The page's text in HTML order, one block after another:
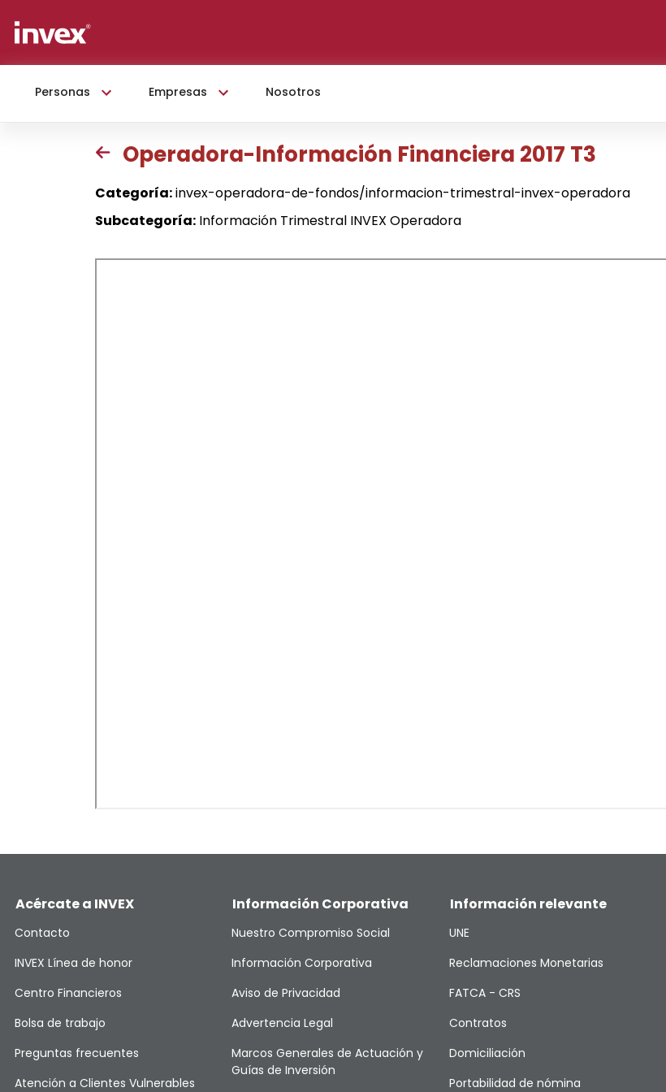
Personas Empresas Nosotros
Operadora-Información Financiera 2017 T3
Categoría:invex-operadora-de-fondos/informacion-trimestral-invex-operadora
Subcategoría: Información Trimestral INVEX Operadora
Acércate a INVEX
Contacto
INVEX Línea de honor
Centro Financieros
Bolsa de trabajo
Preguntas frecuentes
Atención a Clientes Vulnerables
Información Corporativa
Nuestro Compromiso Social
Información Corporativa
Aviso de Privacidad
Advertencia Legal
Marcos Generales de Actuación y
Guías de Inversión
Información relevante
UNE
Reclamaciones Monetarias
FATCA - CRS
Contratos
Domiciliación
Portabilidad de nómina